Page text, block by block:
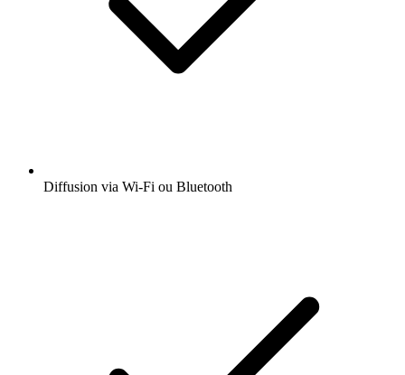
Diffusion via Wi-Fi ou Bluetooth